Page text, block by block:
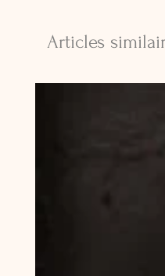
Articles